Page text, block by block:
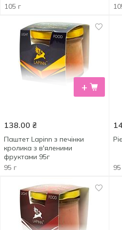
105 г
+
138.00 ₴
Паштет Lapinn з печінки
кролика з в'яленими
фруктами 95г
95 г